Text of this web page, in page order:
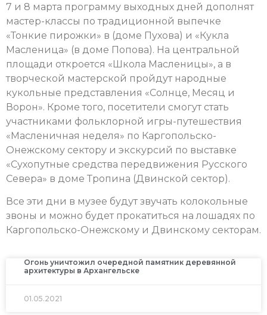
7 и 8 марта программу выходных дней дополнят
мастер-классы по традиционной выпечке
«Тонкие пирожки» в (доме Пухова) и «Кукла
Масленица» (в доме Попова). На центральной
площади откроется «Школа Масленицы», а в
творческой мастерской пройдут народные
кукольные представления «Солнце, Месяц и
Ворон». Кроме того, посетители смогут стать
участниками фольклорной игры-путешествия
«Масленичная неделя» по Каргопольско-
Онежскому сектору и экскурсий по выставке
«Сухопутные средства передвижения Русского
Севера» в доме Тропина (Двинской сектор).
Все эти дни в музее будут звучать колокольные
звоны и можно будет прокатиться на лошадях по
Каргопольско-Онежскому и Двинскому секторам.
Огонь уничтожил очередной памятник деревянной
архитектуры в Архангельске
01.05.2021